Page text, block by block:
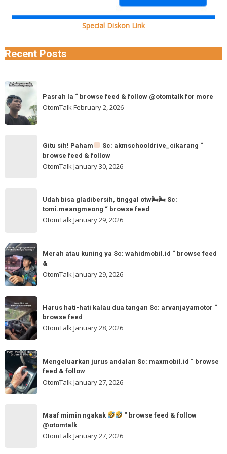
Special Diskon Link
Recent Posts
Pasrah
la
browse
@otomtalk
Pasrah la “ browse feed & follow @otomtalk for more
OtomTalkFebruary 2, 2026
akmschooldrive_cikarang
&
follow
Gitu sih! Paham
Sc: akmschooldrive_cikarang “
browse feed & follow
OtomTalkJanuary 30, 2026
gladibersih,
otw
🌬
🌬
Sc:
“
browse
feed
Udah bisa gladibersih, tinggal otw🌬🌬 Sc:
tomi.meangmeong “ browse feed
OtomTalkJanuary 29, 2026
Merah
atau
kuning
ya
Sc:
wahidmobil.id
“
browse
Merah atau kuning ya Sc: wahidmobil.id “ browse feed
&
OtomTalkJanuary 29, 2026
Harus
hati-
hati
kalau
dua
tangan
Sc:
arvanjayamotor
Harus hati-hati kalau dua tangan Sc: arvanjayamotor “
browse feed
OtomTalkJanuary 28, 2026
Mengeluarkan
jurus
andalan
Sc:
Mengeluarkan jurus andalan Sc: maxmobil.id “ browse
feed & follow
OtomTalkJanuary 27, 2026
Maaf mimin ngakak
“ browse feed & follow
@otomtalk
OtomTalkJanuary 27, 2026